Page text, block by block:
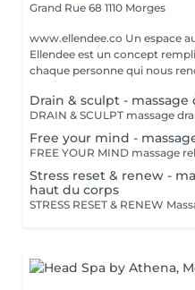
Grand Rue 68 1110 Morges
www.ellendee.co Un espace
Ellendee est un concept
chaque personne qui nous
Drain & sculpt -
Free your mind -
Stress reset & renew -
haut du corps